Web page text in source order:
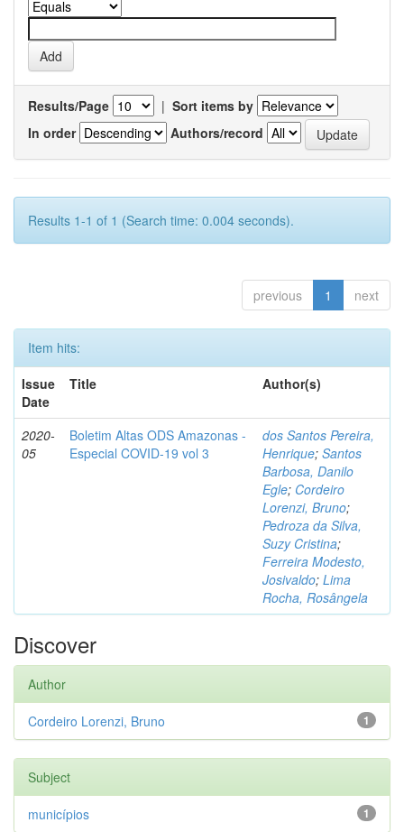
Results/Page | Sort items by
In order
Authors/record
Results 1-1 of 1 (Search time: 0.004 seconds).
previous 1 next
Item hits:
Issue
Date
Title Author(s)
2020-
05
Boletim Altas ODS Amazonas -
Especial COVID-19 vol 3
dos Santos Pereira,
Henrique; Santos
Barbosa, Danilo
Egle; Cordeiro
Lorenzi, Bruno;
Pedroza da Silva,
Suzy Cristina;
Ferreira Modesto,
Josivaldo; Lima
Rocha, Rosângela
Discover
Author
1
Cordeiro Lorenzi, Bruno
Subject
1
municípios